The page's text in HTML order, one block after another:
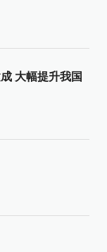
大幅提升我国